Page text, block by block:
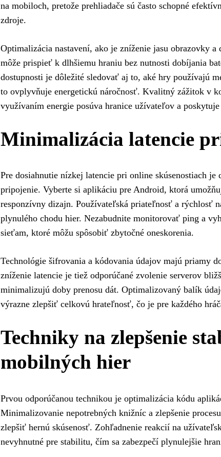
na mobiloch, pretože prehliadače sú často schopné
zdroje.
Optimalizácia nastavení, ako je zníženie jasu obrazovky
môže prispieť k dlhšiemu hraniu bez nutnosti dobíjania
dostupnosti je dôležité sledovať aj to, aké hry používajú
to ovplyvňuje energetickú náročnosť. Kvalitný zážitok v
využívaním energie posúva hranice užívateľov a
Minimalizácia latencie
Pre dosiahnutie nízkej latencie pri online skúsenostiach
pripojenie. Vyberte si aplikáciu pre Android, ktorá
responzívny dizajn. Používateľská priateľnosť a rýchlosť
plynulého chodu hier. Nezabudnite monitorovať ping a
sieťam, ktoré môžu spôsobiť zbytočné oneskorenia.
Technológie šifrovania a kódovania údajov majú priamy
zníženie latencie je tiež odporúčané zvolenie serverov
minimalizujú doby prenosu dát. Optimalizovaný balík
výrazne zlepšiť celkovú hrateľnosť, čo je pre každého
Techniky na zlepšenie
mobilných hier
Prvou odporúčanou technikou je optimalizácia kódu
Minimalizovanie nepotrebných knižníc a zlepšenie
zlepšiť hernú skúsenosť. Zohľadnenie reakcií na
nevyhnutné pre stabilitu, čím sa zabezpečí plynulejšie